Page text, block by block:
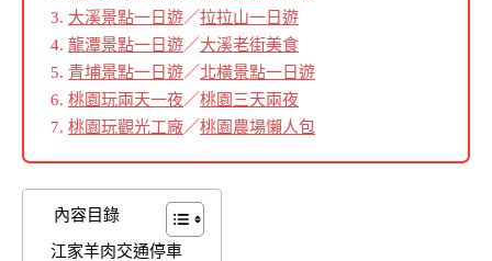
大溪景點一日遊／拉拉山一日遊
龍潭景點一日遊／大溪老街美食
青埔景點一日遊／北橫景點一日遊
桃園玩兩天一夜／桃園三天兩夜
桃園玩觀光工廠／桃園農場懶人包
內容目錄
江家羊肉交通停車